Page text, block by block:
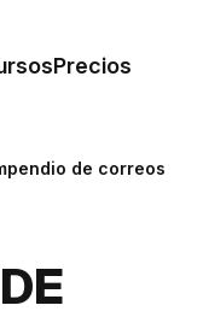
Precios
de correos